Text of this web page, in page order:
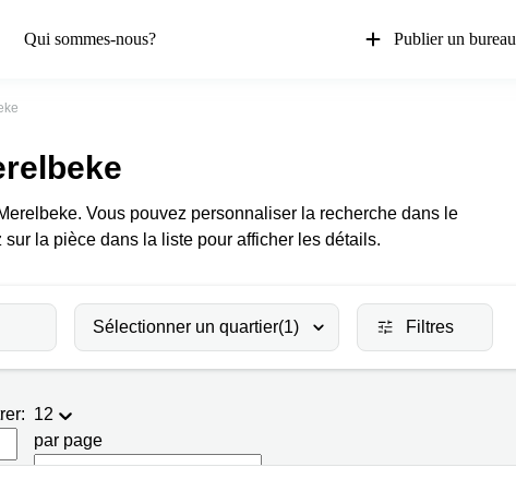
Qui sommes-nous? Publier un bureau
Vous pouvez personnaliser la recherche dans le
la pièce dans la liste pour afficher les détails.
Sélectionner un quartier(1) Filtres
12
par page